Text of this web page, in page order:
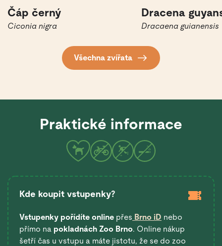
Čáp černý
Ciconia nigra
Dracena
Dracaena guianensis
Všechna zvířata
Praktické informace
Kde koupit vstupenky?
Vstupenky pořídíte online přes Brno iD nebo
přímo na pokladnách Zoo Brno. Online nákup
šetří čas u vstupu a máte jistotu, že se do zoo